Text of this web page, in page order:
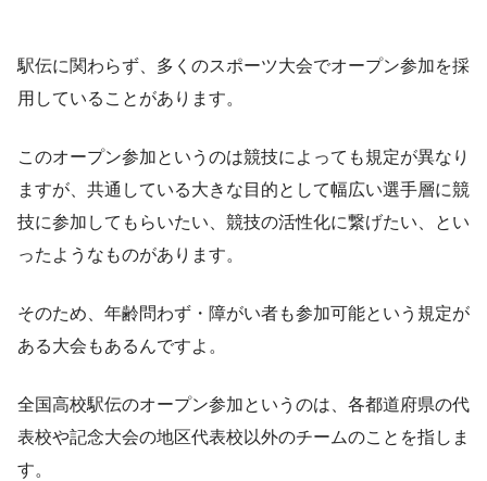
駅伝に関わらず、多くのスポーツ大会でオープン参加を採
用していることがあります。
このオープン参加というのは競技によっても規定が異なり
ますが、共通している大きな目的として幅広い選手層に競
技に参加してもらいたい、競技の活性化に繋げたい、とい
ったようなものがあります。
そのため、年齢問わず・障がい者も参加可能という規定が
ある大会もあるんですよ。
全国高校駅伝のオープン参加というのは、各都道府県の代
表校や記念大会の地区代表校以外のチームのことを指しま
す。